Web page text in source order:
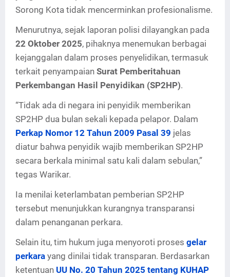
Sorong Kota tidak mencerminkan profesionalisme.
Menurutnya, sejak laporan polisi dilayangkan pada
22 Oktober 2025, pihaknya menemukan berbagai
kejanggalan dalam proses penyelidikan, termasuk
terkait penyampaian Surat Pemberitahuan
Perkembangan Hasil Penyidikan (SP2HP).
“Tidak ada di negara ini penyidik memberikan
SP2HP dua bulan sekali kepada pelapor. Dalam
Perkap Nomor 12 Tahun 2009 Pasal 39 jelas
diatur bahwa penyidik wajib memberikan SP2HP
secara berkala minimal satu kali dalam sebulan,”
tegas Warikar.
Ia menilai keterlambatan pemberian SP2HP
tersebut menunjukkan kurangnya transparansi
dalam penanganan perkara.
Selain itu, tim hukum juga menyoroti proses gelar
perkara yang dinilai tidak transparan. Berdasarkan
ketentuan UU No. 20 Tahun 2025 tentang KUHAP